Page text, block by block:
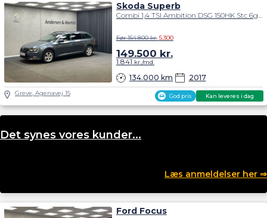
God pris Kan leveres i dag
Skoda Superb
Combi 1,4 TSI Ambition DSG 150HK Stc 6g Aut.
134.000 km 2017
Før 154.800 kr. 5.300
149.500 kr.
1.841 kr./md.
Greve, Agenavej 15
Det synes vores kunder...
Læs anmeldelser her ⇒
Ford Focus